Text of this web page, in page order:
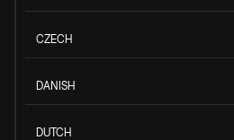
CZECH
DANISH
DUTCH